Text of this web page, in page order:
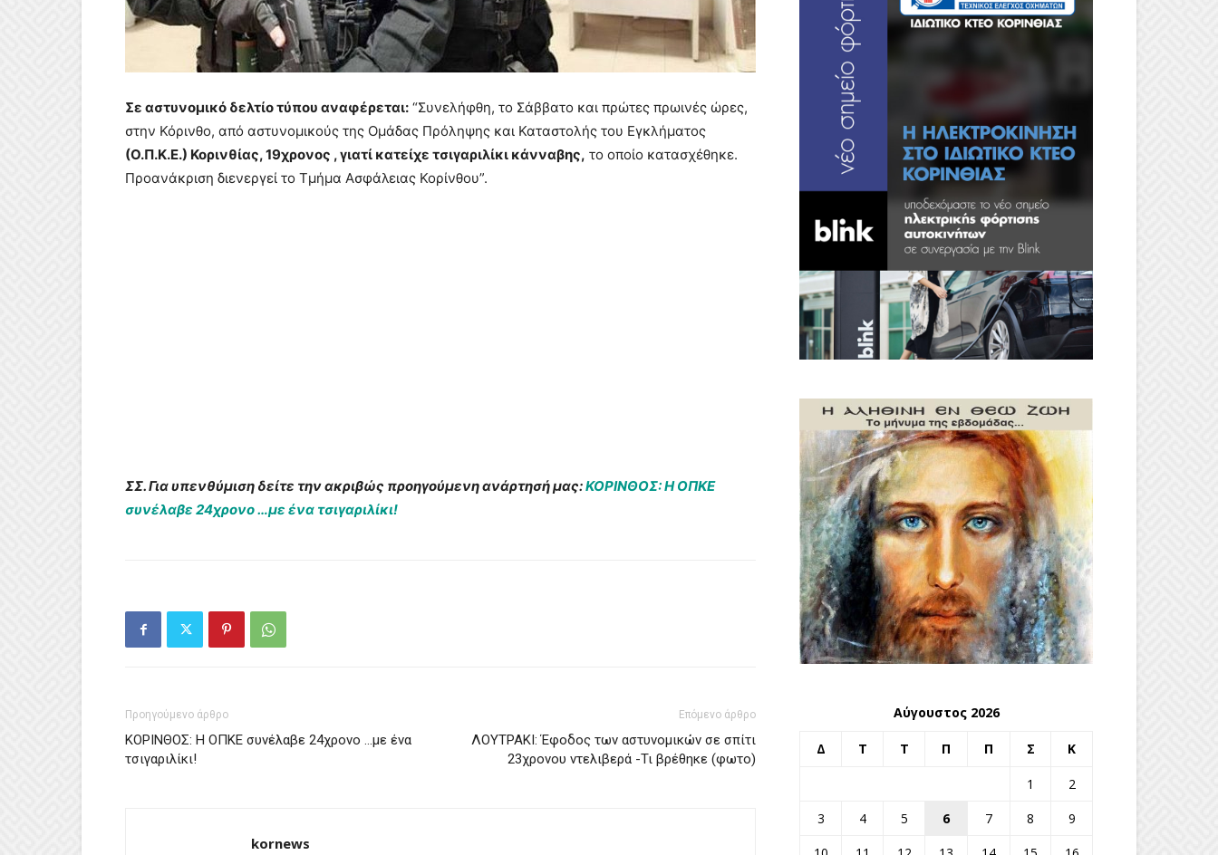
Σε αστυνομικό δελτίο τύπου αναφέρεται: “Συνελήφθη, το Σάββατο και πρώτες πρωινές ώρες,
στην Κόρινθο, από αστυνομικούς της Ομάδας Πρόληψης και Καταστολής του Εγκλήματος
(Ο.Π.Κ.Ε.) Κορινθίας, 19χρονος , γιατί κατείχε τσιγαριλίκι κάνναβης, το οποίο κατασχέθηκε.
Προανάκριση διενεργεί το Τμήμα Ασφάλειας Κορίνθου”.
ΣΣ. Γιαυπενθύμιση δείτε την ακριβώς προηγούμενη ανάρτησή μας:ΚΟΡΙΝΘΟΣ: Η ΟΠΚΕ
συνέλαβε 24χρονο …με ένα τσιγαριλίκι!
Προηγούμενο άρθρο
ΚΟΡΙΝΘΟΣ: Η ΟΠΚΕ συνέλαβε 24χρονο …με ένα
τσιγαριλίκι!
Επόμενο άρθρο
ΛΟΥΤΡΑΚΙ: Έφοδος των αστυνομικών σε σπίτι
23χρονου ντελιβερά -Τι βρέθηκε (φωτο)
kornews
Αύγουστος 2026
Δ Τ Τ Π Π Σ Κ
1
2
3
4 5 6 7 8
9